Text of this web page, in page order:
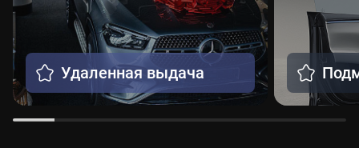
Удаленная выдача